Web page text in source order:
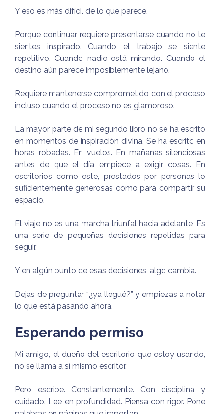
Y eso es más difícil de lo que parece.
Porque continuar requiere presentarse cuando no te
sientes inspirado. Cuando el trabajo se siente
repetitivo. Cuando nadie está mirando. Cuando el
destino aún parece imposiblemente lejano.
Requiere mantenerse comprometido con el proceso
incluso cuando el proceso no es glamoroso.
La mayor parte de mi segundo libro no se ha escrito
en momentos de inspiración divina. Se ha escrito en
horas robadas. En vuelos. En mañanas silenciosas
antes de que el día empiece a exigir cosas. En
escritorios como este, prestados por personas lo
suficientemente generosas como para compartir su
espacio.
El viaje no es una marcha triunfal hacia adelante. Es
una serie de pequeñas decisiones repetidas para
seguir.
Y en algún punto de esas decisiones, algo cambia.
Dejas de preguntar “¿ya llegué?” y empiezas a notar
lo que está pasando ahora.
Esperando permiso
Mi amigo, el dueño del escritorio que estoy usando,
no se llama a sí mismo escritor.
Pero escribe. Constantemente. Con disciplina y
cuidado. Lee en profundidad. Piensa con rigor. Pone